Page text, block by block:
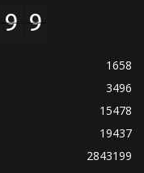
1658
3496
15478
19437
2843199